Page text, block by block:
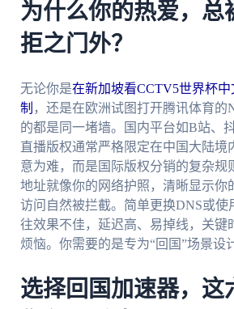
为什么你的热爱，总
拒之门外？
无论你是在新加坡看CCTV5世界杯
制 ，还是在欧洲试图打开腾讯体育的
的都是同一堵墙。国内平台如B站、
直播版权通常严格限定在中国大陆境
意为难，而是国际版权分销的复杂规
地址就像你的网络护照，清晰显示你
访问自然被拦截。简单更换DNS或使
往效果不佳，延迟高、易掉线，关键
烦恼。你需要的是专为“回国”场景设
选择回国加速器，这